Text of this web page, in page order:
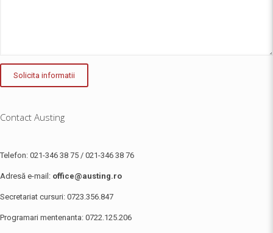
Contact Austing
Telefon: 021-346 38 75 / 021-346 38 76
Adresă e-mail: office@austing.ro
Secretariat cursuri: 0723.356.847
Programari mentenanta: 0722.125.206